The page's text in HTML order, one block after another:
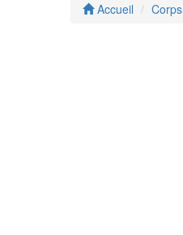
Accueil Corps